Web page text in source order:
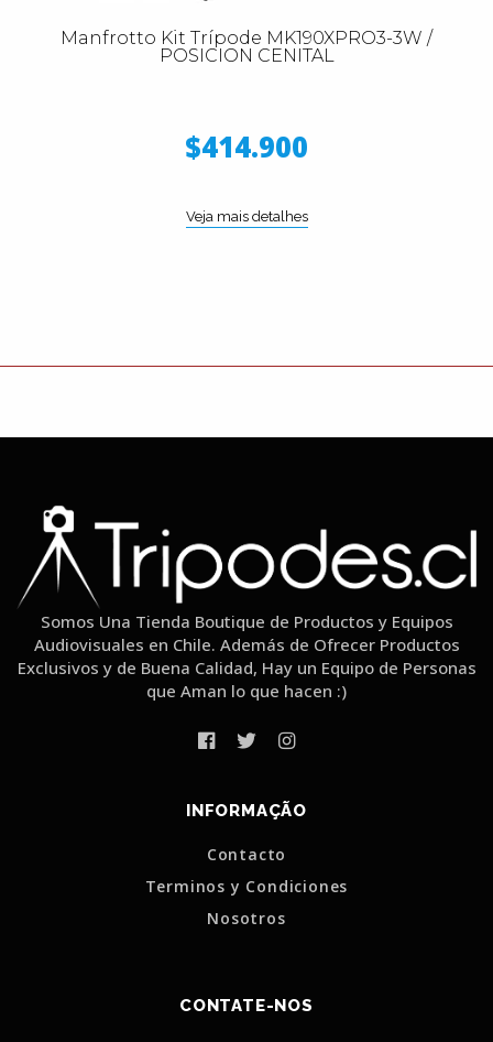
Manfrotto Kit Trípode MK190XPRO3-3W /
POSICION CENITAL
$414.900
Veja mais detalhes
Somos Una Tienda Boutique de Productos y Equipos
Audiovisuales en Chile. Además de Ofrecer Productos
Exclusivos y de Buena Calidad, Hay un Equipo de Personas
que Aman lo que hacen :)
INFORMAÇÃO
Contacto
Terminos y Condiciones
Nosotros
CONTATE-NOS